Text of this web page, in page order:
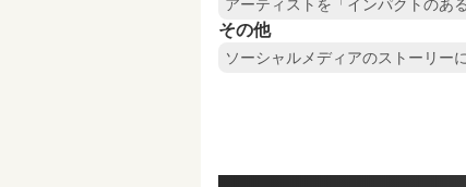
アーティストを「インパクトのあ
その他
ソーシャルメディアのストーリー